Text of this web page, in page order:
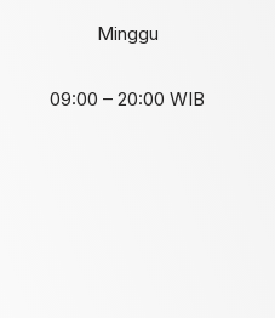
Minggu
09:00 – 20:00 WIB